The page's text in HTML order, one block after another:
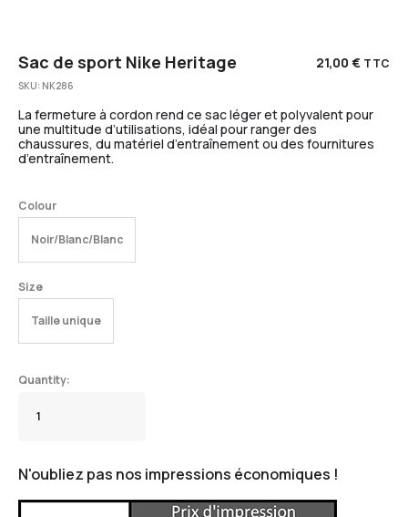
Sac de sport Nike Heritage 21,00 € TTC
SKU: NK286
La fermeture à cordon rend ce sac léger et polyvalent pour
une multitude d’utilisations, idéal pour ranger des
chaussures, du matériel d’entraînement ou des fournitures
d’entraînement.
Colour
Noir/Blanc/Blanc
Size
Taille unique
N'oubliez pas nos impressions économiques !